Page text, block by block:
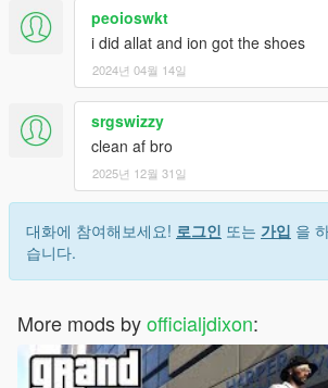
peoioswkt
i did allat and ion got the shoes
2024년 04월 14일
srgswizzy
clean af bro
2025년 12월 31일
대화에 참여해보세요! 로그인 또는 가입 을
습니다.
More mods byofficialjdixon: